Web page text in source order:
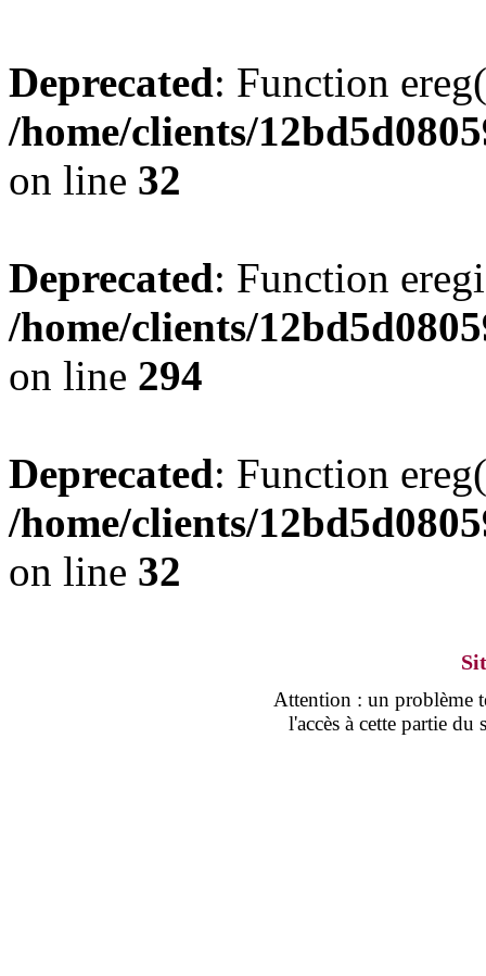
Deprecated: Function
/home/clients/
on line 32
Deprecated: Function
/home/clients/
on line 294
Deprecated: Function
/home/clients/
on line 32
Attention : un problème
l'accès à cette partie